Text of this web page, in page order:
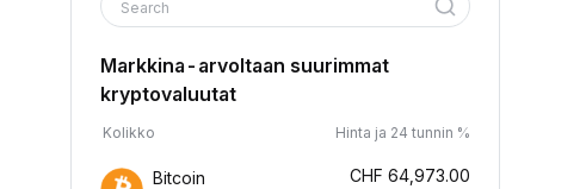
Search
Markkina-arvoltaan suurimmat
kryptovaluutat
Kolikko Hinta ja 24 tunnin %
Bitcoin CHF 64,973.00